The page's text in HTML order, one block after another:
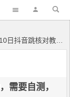
跳核对教程，简单暴力，需要自测，随时失效！
需要自测，